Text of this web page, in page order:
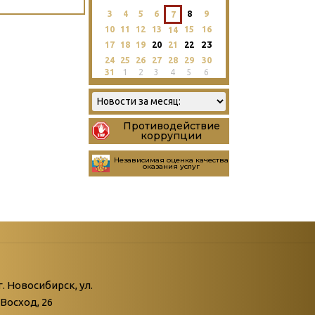
3 4 5 6 7 8
9
10
11 12 13 14 15
16
17
18 19 20 21 22 23
24 25 26 27 28 29
30
31
1 2 3 4 5 6
Противодействие
коррупции
Независимая оценка качества
оказания услуг
Новосибирск, ул.
Восход, 26